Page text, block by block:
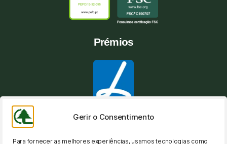
Gerir o Consentimento
Para fornecer as melhores experiências, usamos tecnologias como
Prémios